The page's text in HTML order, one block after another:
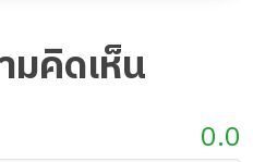
มคิดเห็น
0.0